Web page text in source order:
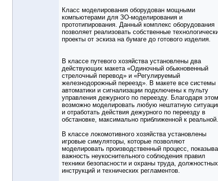
Класс моделирования оборудован мощными
компьютерами для ЗО-моделирования и
прототипирования. Данный комплекс оборудования
позволяет реализовать собственные
проекты от эскиза на бумаге до готового изделия.
В классе путевого хозяйства установлены два
действующих макета «Одиночный обыкновенный
стрелочный перевод» и «Регулируемый
железнодорожный переезд». В макете все системы
автоматики и сигнализации подключены к пульту
управления дежурного по переезду. Благодаря
возможно моделировать любую нештатную
и отработать действия дежурного по переезду в
обстановке, максимально приближенной к реальной.
В классе локомотивного хозяйства установлены
игровые симуляторы, которые позволяют
моделировать производственный процесс,
важность неукоснительного соблюдения правил
техники безопасности и охраны труда, должностных
инструкций и технических регламентов.